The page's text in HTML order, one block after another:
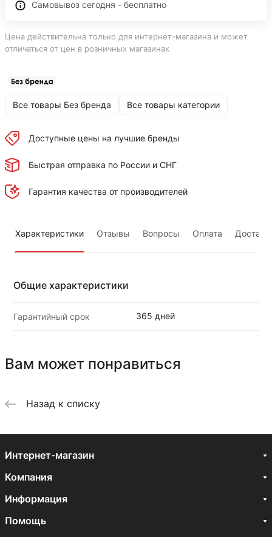
Самовывоз сегодня - бесплатно
Цена действительна только для интернет-магазина и может
отличаться от цен в розничных магазинах
Все товары Без бренда Все товары категории
Доступные цены на лучшие бренды
Быстрая отправка по России и СНГ
Гарантия качества от производителей
Характеристики Отзывы Вопросы Оплата
Общие характеристики
Гарантийный срок 365 дней
Вам может понравиться
Назад к списку
Интернет-магазин
Компания
Информация
Помощь